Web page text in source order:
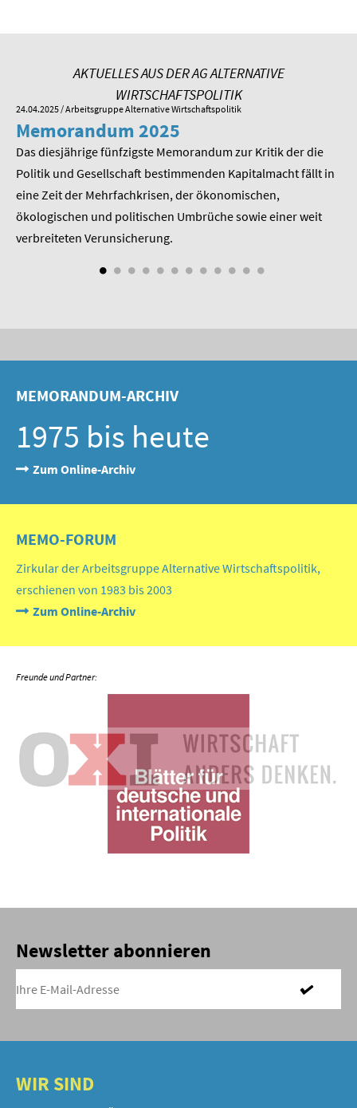
SOMMERSCHULE 2008
SOMMERSCHULE 2007
Über uns
Kontakt
Termine
AKTUELLES AUS DER AG ALTERNATIVE
WIRTSCHAFTSPOLITIK
24.04.2025 / Arbeitsgruppe Alternative Wirtschaftspolitik
Memorandum 2025
Das diesjährige fünfzigste Memorandum zur Kritik der die
Politik und Gesellschaft bestimmenden Kapitalmacht fällt in
eine Zeit der Mehrfachkrisen, der ökonomischen,
ökologischen und politischen Umbrüche sowie einer weit
verbreiteten Verunsicherung.
MEMORANDUM-ARCHIV
1975 bis heute
Zum Online-Archiv
MEMO-FORUM
Zirkular der Arbeitsgruppe Alternative Wirtschaftspolitik,
erschienen von 1983 bis 2003
Zum Online-Archiv
Newsletter abonnieren
WIR SIND